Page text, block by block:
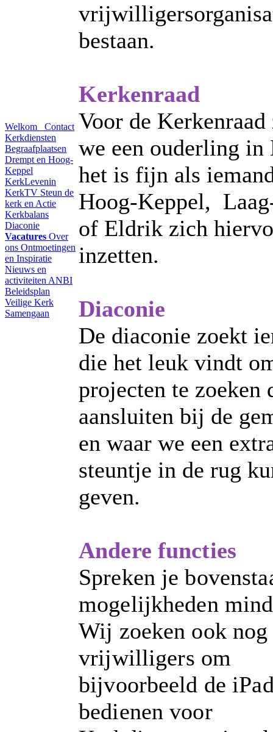
Welkom
Contact
Kerkdiensten
Begraafplaatsen
Drempt en Hoog-
Keppel
KerkLevenin
KerkTV Steun de
kerk en Actie
Kerkbalans
Diaconie
Vacatures Over
ons Ontmoetingen
en Inspiratie
Nieuws en
activiteiten ANBI
Beleidsplan
Veilige Kerk
Samengaan
bestaan.
Kerkenraad
Voor de Kerkenraad
we een ouderling in
het is fijn als
Hoog-Keppel,
of Eldrik zich
inzetten.
Diaconie
De diaconie zoekt
die het leuk vindt
projecten te zoeken
aansluiten bij de
en waar we een
steuntje in de rug
geven.
Andere functies
Spreken je
mogelijkheden
Wij zoeken ook nog
vrijwilligers om
bijvoorbeeld de
bedienen voor